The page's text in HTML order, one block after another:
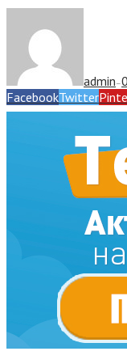
admin —
FacebookTwitter